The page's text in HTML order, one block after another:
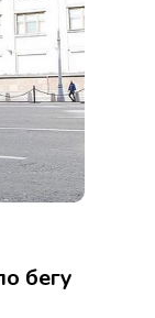
бегу